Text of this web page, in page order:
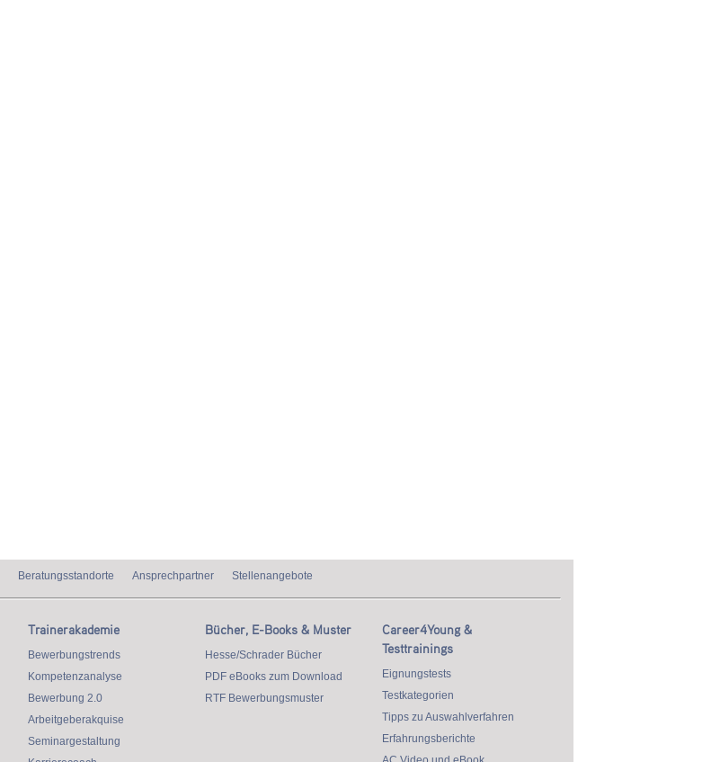
Beratungsstandorte Ansprechpartner Stellenangebote
Trainerakademie
Bewerbungstrends
Kompetenzanalyse
Bewerbung 2.0
Arbeitgeberakquise
Seminargestaltung
Bücher, E-Books & Muster
Hesse/Schrader Bücher
PDF eBooks zum Download
RTF Bewerbungsmuster
Career4Young &
Testtrainings
Eignungstests
Testkategorien
Tipps zu Auswahlverfahren
Erfahrungsberichte